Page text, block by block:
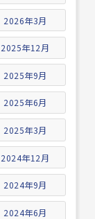
2026年3月
2025年12月
2025年9月
2025年6月
2025年3月
2024年12月
2024年9月
2024年6月